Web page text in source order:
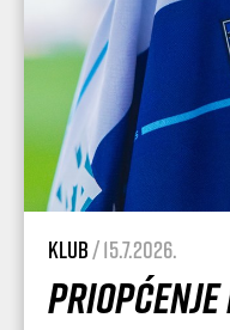
Klub/ 15.7.2026.
Priopćenje